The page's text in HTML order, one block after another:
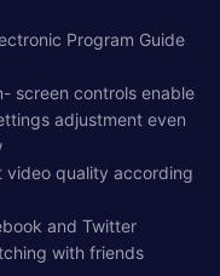
Program Guide
screen controls enable
adjustment even
video quality according
and Twitter
with friends